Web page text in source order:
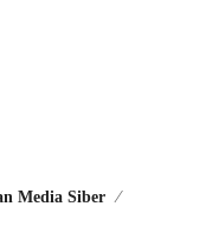
Media Siber